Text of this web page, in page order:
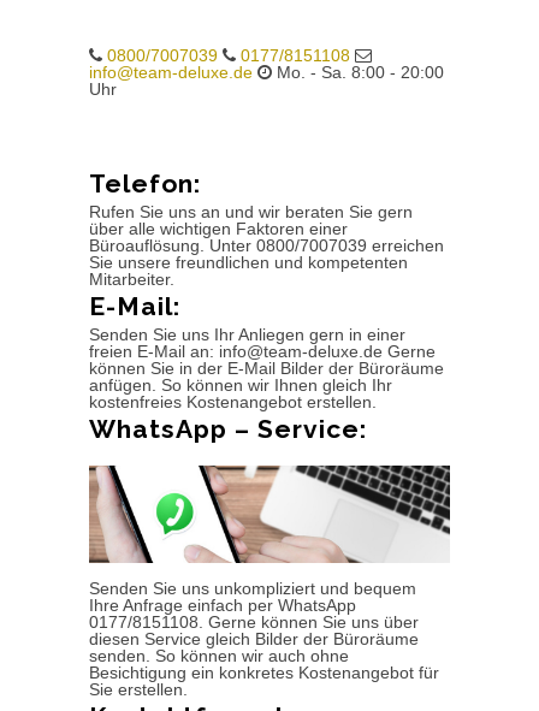
0800/7007039
0177/8151108
info@team-deluxe.de
Mo. - Sa. 8:00 - 20:00
Uhr
Telefon:
Rufen Sie uns an und wir beraten Sie gern
über alle wichtigen Faktoren einer
Büroauflösung. Unter 0800/7007039 erreichen
Sie unsere freundlichen und kompetenten
Mitarbeiter.
E-Mail:
Senden Sie uns Ihr Anliegen gern in einer
freien E-Mail an: info@team-deluxe.de Gerne
können Sie in der E-Mail Bilder der Büroräume
anfügen. So können wir Ihnen gleich Ihr
kostenfreies Kostenangebot erstellen.
WhatsApp – Service:
Senden Sie uns unkompliziert und bequem
Ihre Anfrage einfach per WhatsApp
0177/8151108. Gerne können Sie uns über
diesen Service gleich Bilder der Büroräume
senden. So können wir auch ohne
Besichtigung ein konkretes Kostenangebot für
Sie erstellen.